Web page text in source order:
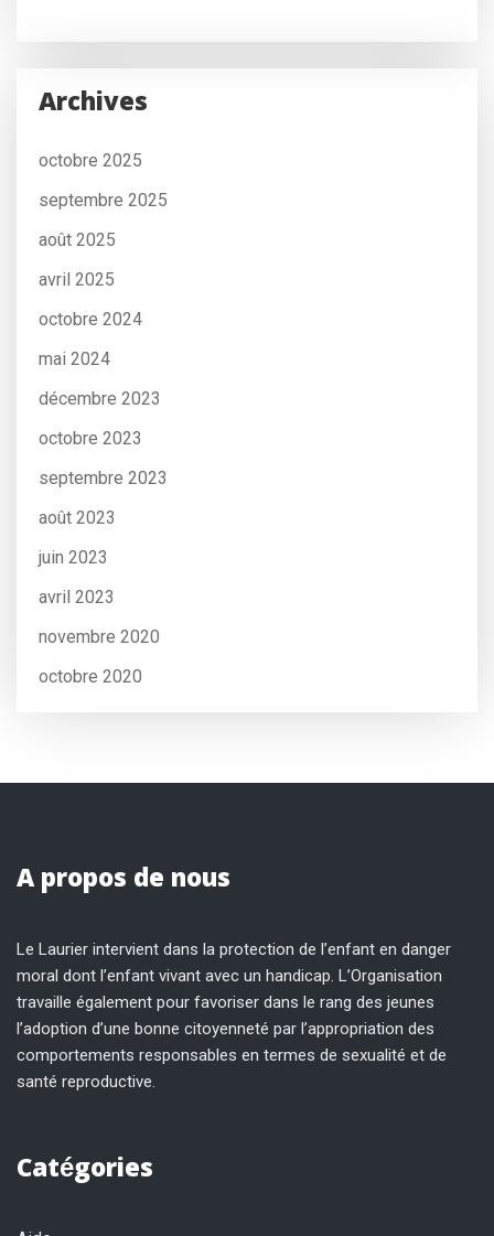
Archives
octobre 2025
septembre 2025
août 2025
avril 2025
octobre 2024
mai 2024
décembre 2023
octobre 2023
septembre 2023
août 2023
juin 2023
avril 2023
novembre 2020
octobre 2020
A propos de nous
Le Laurier intervient dans la protection de l’enfant en danger
moral dont l’enfant vivant avec un handicap. L’Organisation
travaille également pour favoriser dans le rang des jeunes
l’adoption d’une bonne citoyenneté par l’appropriation des
comportements responsables en termes de sexualité et de
santé reproductive.
Catégories